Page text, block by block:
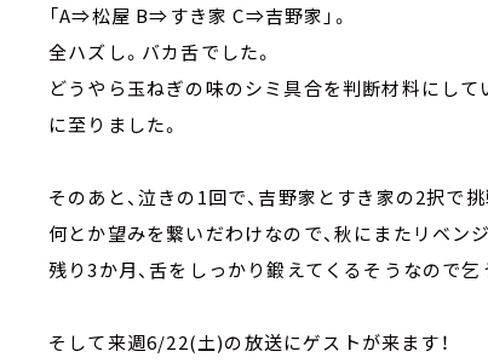
「A⇒松屋 B⇒すき家 C⇒吉野家」。
全ハズし。バカ舌でした。
どうやら玉ねぎの味のシミ具合を判断材料にし
に至りました。
そのあと、泣きの1回で、吉野家とすき家の2択で
何とか望みを繋いだわけなので、秋にまたリベン
残り3か月、舌をしっかり鍛えてくるそうなので乞
そして来週6/22(土)の放送にゲストが来ます！